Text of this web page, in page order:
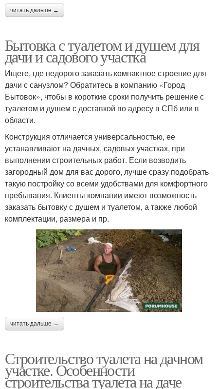
читать дальше →
Бытовка с туалетом и душем для
дачи и садового участка
Ищете, где недорого заказать компактное строение для
дачи с санузлом? Обратитесь в компанию «Город
Бытовок», чтобы в короткие сроки получить решение с
туалетом и душем с доставкой по адресу в СПб или в
области.
Конструкция отличается универсальностью, ее
устанавливают на дачных, садовых участках, при
выполнении строительных работ. Если возводить
загородный дом для вас дорого, лучше сразу подобрать
такую постройку со всеми удобствами для комфортного
пребывания. Клиенты компании имеют возможность
заказать бытовку с душем и туалетом, а также любой
комплектации, размера и пр.
читать дальше →
Строительство туалета на дачном
участке. Особенности
строительства туалета на даче